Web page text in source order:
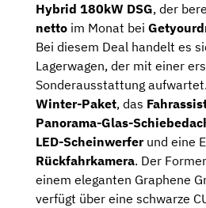
Hybrid 180kW DSG, der
netto im Monat bei
Bei diesem Deal handelt es
Lagerwagen, der mit einer
Sonderausstattung
Winter-Paket, das
Panorama-Glas-
LED-Scheinwerferund eine
Rückfahrkamera. Der
einem eleganten Graphene
verfügt über eine schwarze